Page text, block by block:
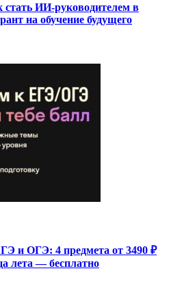
стать ИИ-руководителем в
на обучение будущего
и ОГЭ: 4 предмета от 3490 ₽
лета — бесплатно